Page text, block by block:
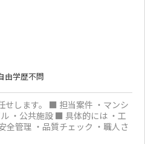
由学歴不問
せします。 ■ 担当案件 ・マンシ
・公共施設 ■ 具体的には ・工
全管理 ・品質チェック ・職人さ